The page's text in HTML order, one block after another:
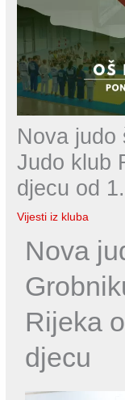
Nova judo
Judo klub
djecu od
Vijesti iz kluba
Nova
Rijeka
djecu